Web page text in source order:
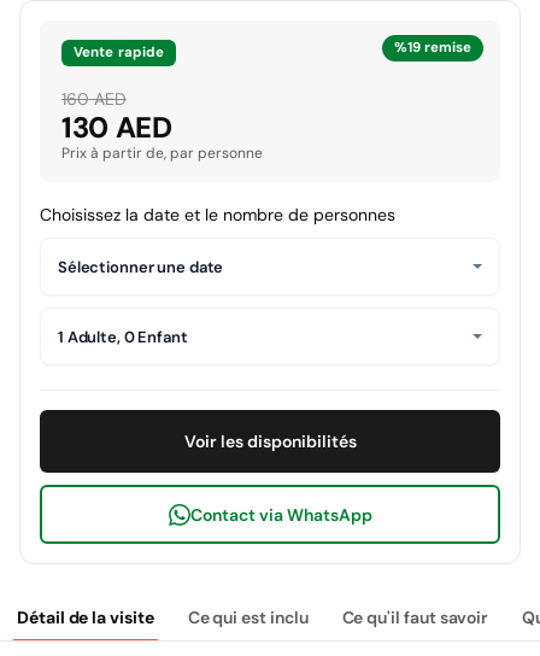
Détail de la visite Ce qui est inclu Ce qu'il faut savoir
%19 remise
Vente rapide
160 AED
130 AED
Prix à partir de, par personne
Choisissez la date et le nombre de personnes
Sélectionner une date
1 Adulte, 0 Enfant
Voir les disponibilités
Contact via WhatsApp